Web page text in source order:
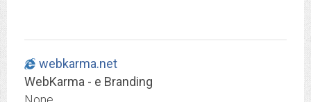
webkarma.net
WebKarma - e Branding